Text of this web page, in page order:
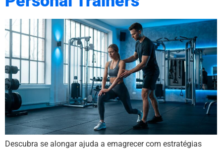
Descubra se alongar ajuda a emagrecer com estratégias